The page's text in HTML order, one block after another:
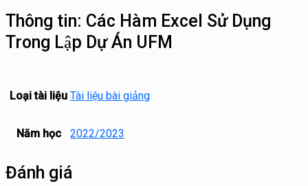
Thông tin: Các Hàm Excel Sử Dụng
Trong Lập Dự Án UFM
Loại tài liệu Tài liệu bài giảng
Năm học 2022/2023
Đánh giá